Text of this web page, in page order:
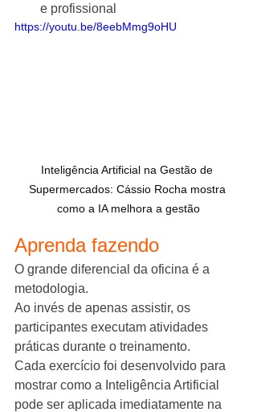
e profissional
https://youtu.be/8eebMmg9oHU
Inteligência Artificial na Gestão de
Supermercados: Cássio Rocha mostra
como a IA melhora a gestão
Aprenda fazendo
O grande diferencial da oficina é a
metodologia.
Ao invés de apenas assistir, os
participantes executam atividades
práticas durante o treinamento.
Cada exercício foi desenvolvido para
mostrar como a Inteligência Artificial
pode ser aplicada imediatamente na